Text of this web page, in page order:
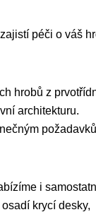
péči o váš
hrobů z
architekturu.
i
krycí desky,